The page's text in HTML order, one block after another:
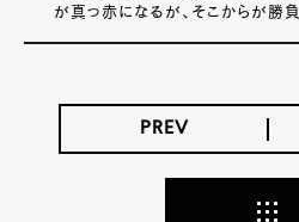
が真っ赤になるが、そこからが勝
PREV